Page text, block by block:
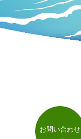
お問い合わせ